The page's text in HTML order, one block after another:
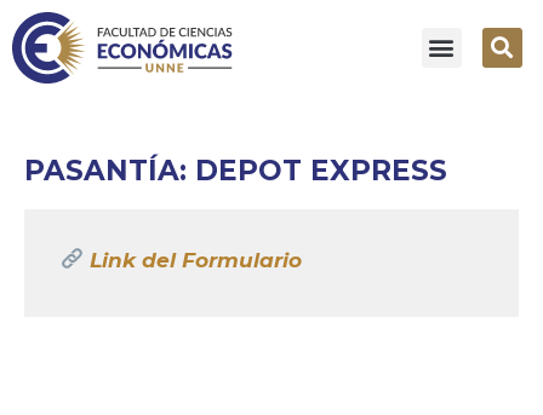
PASANTÍA: DEPOT EXPRESS
Link del Formulario